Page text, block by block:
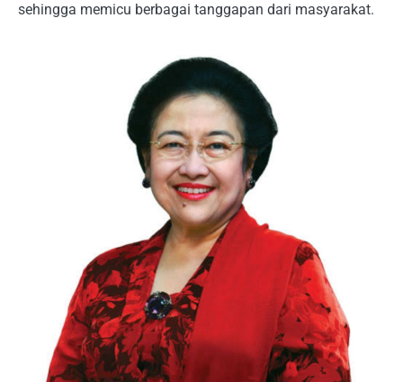
sehingga memicu berbagai tanggapan dari masyarakat.